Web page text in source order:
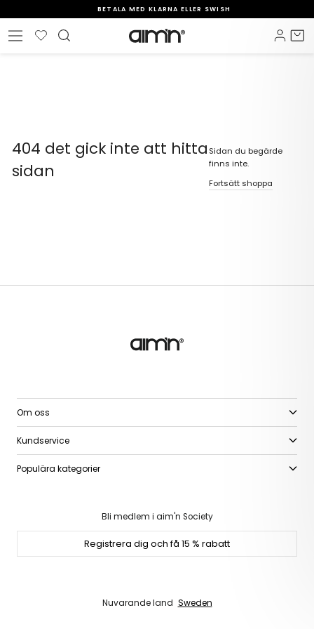
vidare
till
bildspelet
BETALA MED KLARNA ELLER SWISH
Sidnavigering
Önskelista
404 det gick inte att hitta
sidan
Sidan du begärde
finns inte.
Fortsätt shoppa
Om oss
Kundservice
Populära kategorier
Bli medlem i aim'n Society
Registrera dig och få 15 % rabatt
Nuvarande land Sweden